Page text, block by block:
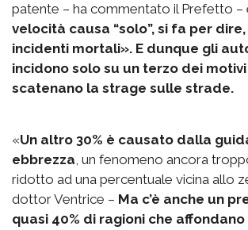
patente – ha commentato il Prefetto –
velocità causa “solo”, si fa per
incidenti mortali». E dunque gli
incidono solo su un terzo dei
scatenano la strage sulle strade.
«Un altro 30% è causato dalla
ebbrezza, un fenomeno ancora
ridotto ad una percentuale vicina allo
dottor Ventrice – Ma c’è anche un
quasi 40% di ragioni che